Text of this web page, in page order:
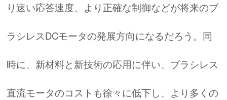
り速い応答速度、より正確な制御などが将来のブ
ラシレスDCモータの発展方向になるだろう。同
時に、新材料と新技術の応用に伴い、ブラシレス
直流モータのコストも徐々に低下し、より多くの